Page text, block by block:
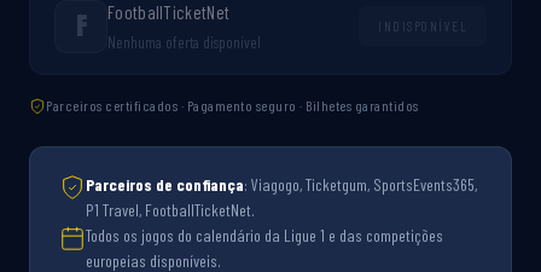
F FootballTicketNet
Nenhuma oferta disponível
INDISPONÍVEL
Parceiros certificados · Pagamento seguro · Bilhetes garantidos
Parceiros de confiança: Viagogo, Ticketgum, SportsEvents365,
P1 Travel, FootballTicketNet.
Todos os jogos do calendário da Ligue 1 e das competições
europeias disponíveis.